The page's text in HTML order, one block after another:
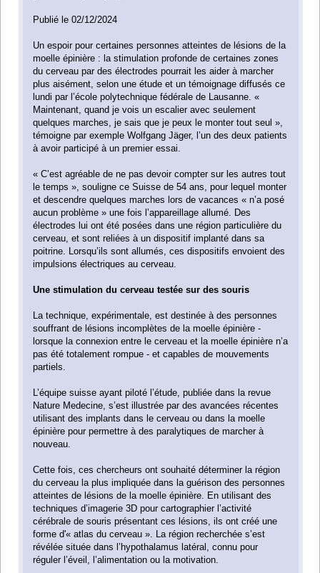
Publié le 02/12/2024
Un espoir pour certaines personnes atteintes de lésions de la
moelle épinière : la stimulation profonde de certaines zones
du cerveau par des électrodes pourrait les aider à marcher
plus aisément, selon une étude et un témoignage diffusés ce
lundi par l’école polytechnique fédérale de Lausanne. «
Maintenant, quand je vois un escalier avec seulement
quelques marches, je sais que je peux le monter tout seul »,
témoigne par exemple Wolfgang Jäger, l’un des deux patients
à avoir participé à un premier essai.
« C’est agréable de ne pas devoir compter sur les autres tout
le temps », souligne ce Suisse de 54 ans, pour lequel monter
et descendre quelques marches lors de vacances « n’a posé
aucun problème » une fois l’appareillage allumé. Des
électrodes lui ont été posées dans une région particulière du
cerveau, et sont reliées à un dispositif implanté dans sa
poitrine. Lorsqu’ils sont allumés, ces dispositifs envoient des
impulsions électriques au cerveau.
Une stimulation du cerveau testée sur des souris
La technique, expérimentale, est destinée à des personnes
souffrant de lésions incomplètes de la moelle épinière -
lorsque la connexion entre le cerveau et la moelle épinière n’a
pas été totalement rompue - et capables de mouvements
partiels.
L’équipe suisse ayant piloté l’étude, publiée dans la revue
Nature Medecine, s’est illustrée par des avancées récentes
utilisant des implants dans le cerveau ou dans la moelle
épinière pour permettre à des paralytiques de marcher à
nouveau.
Cette fois, ces chercheurs ont souhaité déterminer la région
du cerveau la plus impliquée dans la guérison des personnes
atteintes de lésions de la moelle épinière. En utilisant des
techniques d’imagerie 3D pour cartographier l’activité
cérébrale de souris présentant ces lésions, ils ont créé une
forme d'« atlas du cerveau ». La région recherchée s’est
révélée située dans l’hypothalamus latéral, connu pour
réguler l’éveil, l’alimentation ou la motivation.